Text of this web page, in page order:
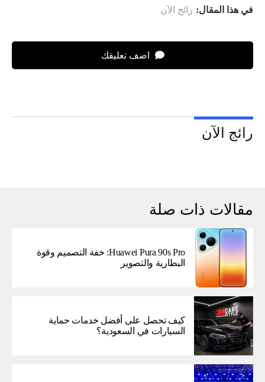
في هذا المقال: رائج الآن
اضف تعليقك
رائج الآن
مقالات ذات صلة
Huawei Pura 90s Pro: خفة التصميم وقوة
البطارية والتصوير
كيف تحصل على أفضل خدمات حماية
السيارات في السعودية؟